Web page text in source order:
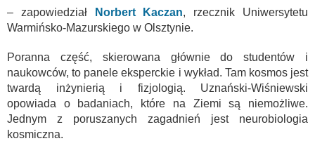
– zapowiedział Norbert Kaczan, rzecznik Uniwersytetu
Warmińsko-Mazurskiego w Olsztynie.
Poranna część, skierowana głównie do studentów i
naukowców, to panele eksperckie i wykład. Tam kosmos jest
twardą inżynierią i fizjologią. Uznański-Wiśniewski
opowiada o badaniach, które na Ziemi są niemożliwe.
Jednym z poruszanych zagadnień jest neurobiologia
kosmiczna.